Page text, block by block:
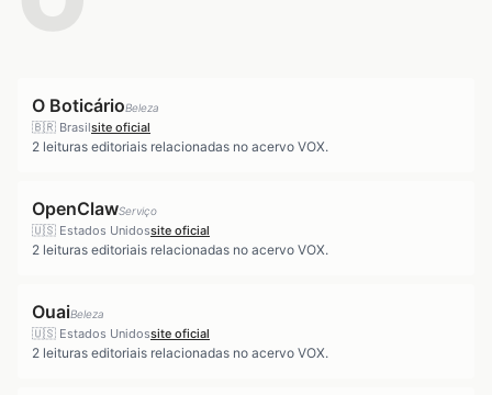
O BoticárioBeleza
🇧🇷 Brasilsite oficial
2 leituras editoriais relacionadas no acervo VOX.
OpenClawServiço
🇺🇸 Estados Unidossite oficial
2 leituras editoriais relacionadas no acervo VOX.
OuaiBeleza
🇺🇸 Estados Unidossite oficial
2 leituras editoriais relacionadas no acervo VOX.